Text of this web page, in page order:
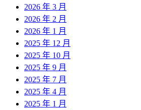
2026 年 3 月
2026 年 2 月
2026 年 1 月
2025 年 12 月
2025 年 10 月
2025 年 9 月
2025 年 7 月
2025 年 4 月
2025 年 1 月